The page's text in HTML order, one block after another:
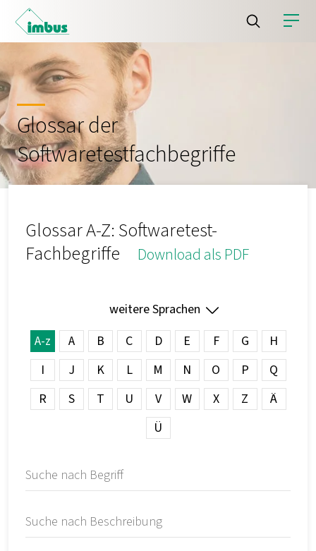
Glossar der
Softwaretestfachbegriffe
Glossar A-Z: Softwaretest-
Fachbegriffe
Download als PDF
weitere Sprachen
A-z
A B C D E F G
H
I
J K L M N O P
Q
R
S T U V W X Z
Ä
Ü